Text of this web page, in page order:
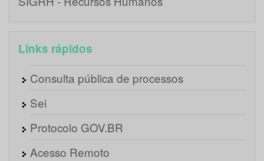
Links rápidos
Consulta pública de processos
Sei
Protocolo GOV.BR
Acesso Remoto